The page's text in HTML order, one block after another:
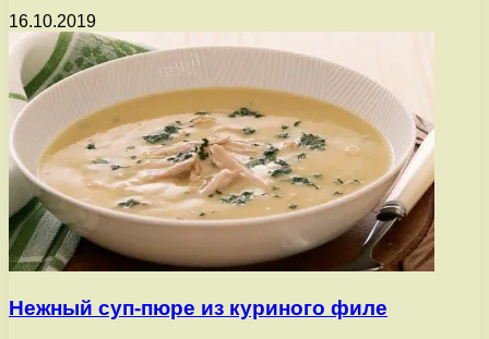
16.10.2019
Нежный суп-пюре из куриного филе